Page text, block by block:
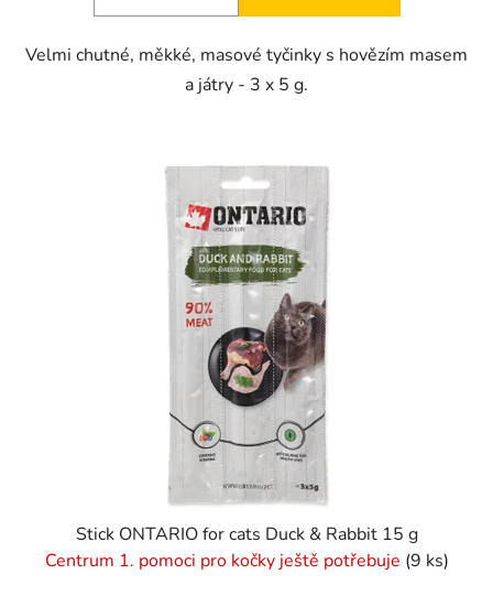
Velmi chutné, měkké, masové tyčinky s hovězím masem
a játry - 3 x 5 g.
Stick ONTARIO for cats Duck & Rabbit 15 g
Centrum 1. pomoci pro kočky ještě potřebuje (9 ks)